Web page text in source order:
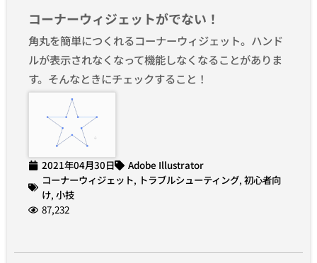
コーナーウィジェットがでない！
角丸を簡単につくれるコーナーウィジェット。ハンド
ルが表示されなくなって機能しなくなることがありま
す。そんなときにチェックすること！
2021年04月30日
Adobe Illustrator
コーナーウィジェット, トラブルシューティング, 初心者向
け, 小技
87,232